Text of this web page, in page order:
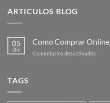
ARTICULOS BLOG
05
Dic
Como Comprar Online
Comentarios desactivados
TAGS